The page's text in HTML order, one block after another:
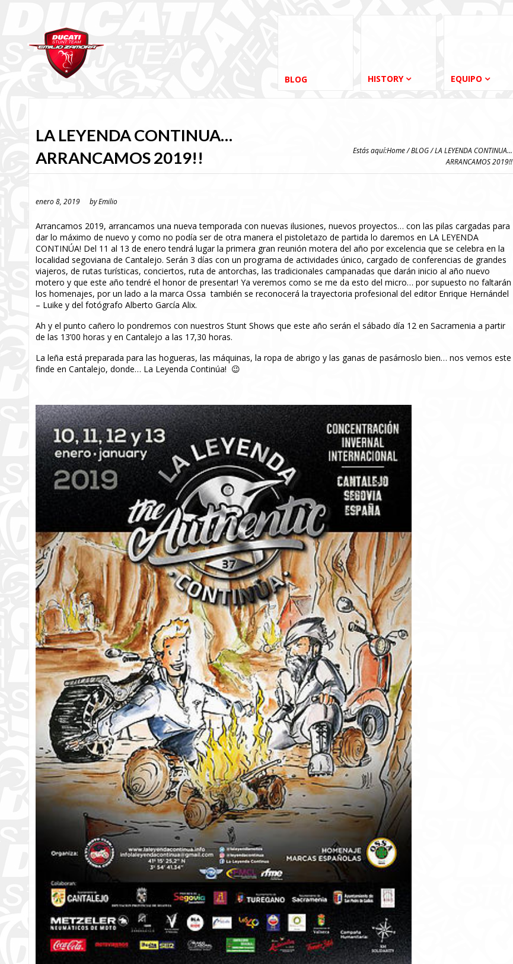
BLOG HISTORY EQUIPO
LA LEYENDA CONTINUA…
ARRANCAMOS 2019!!
Estás aquí:Home/BLOG/ LA LEYENDA CONTINUA...
ARRANCAMOS 2019!!
enero 8, 2019 byEmilio
Arrancamos 2019, arrancamos una nueva temporada con nuevas ilusiones, nuevos proyectos… con las pilas cargadas para
dar lo máximo de nuevo y como no podía ser de otra manera el pistoletazo de partida lo daremos en LA LEYENDA
CONTINÚA! Del 11 al 13 de enero tendrá lugar la primera gran reunión motera del año por excelencia que se celebra en la
localidad segoviana de Cantalejo. Serán 3 días con un programa de actividades único, cargado de conferencias de grandes
viajeros, de rutas turísticas, conciertos, ruta de antorchas, las tradicionales campanadas que darán inicio al año nuevo
motero y que este año tendré el honor de presentar! Ya veremos como se me da esto del micro… por supuesto no faltarán
los homenajes, por un lado a la marca Ossa también se reconocerá la trayectoria profesional del editor Enrique Hernándel
– Luike y del fotógrafo Alberto García Alix.
Ah y el punto cañero lo pondremos con nuestros Stunt Shows que este año serán el sábado día 12 en Sacramenia a partir
de las 13’00 horas y en Cantalejo a las 17,30 horas.
La leña está preparada para las hogueras, las máquinas, la ropa de abrigo y las ganas de pasárnoslo bien… nos vemos este
finde en Cantalejo, donde… La Leyenda Continúa! 😉